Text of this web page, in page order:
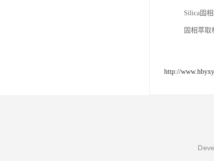
Silica固
固相萃
http://